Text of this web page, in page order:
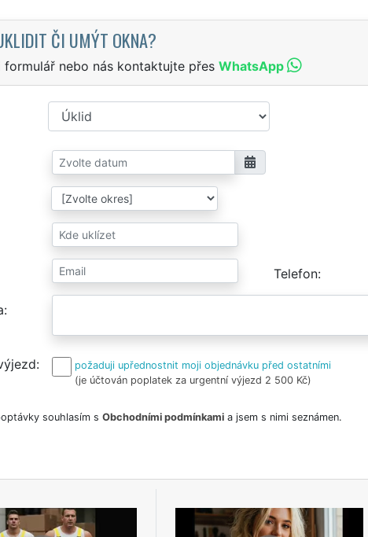
ČI UMÝT OKNA?
formulář nebo nás kontaktujte přes WhatsApp
Telefon
požaduji upřednostnit moji objednávku před ostatními
(je účtován poplatek za urgentní výjezd 2 500 Kč)
souhlasím s Obchodními podmínkamia jsem s nimi seznámen.